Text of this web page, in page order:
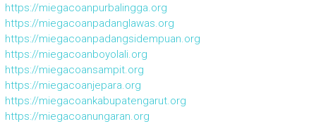
https://miegacoanpurbalingga.org
https://miegacoanpadanglawas.org
https://miegacoanpadangsidempuan.org
https://miegacoanboyolali.org
https://miegacoansampit.org
https://miegacoanjepara.org
https://miegacoankabupatengarut.org
https://miegacoanungaran.org